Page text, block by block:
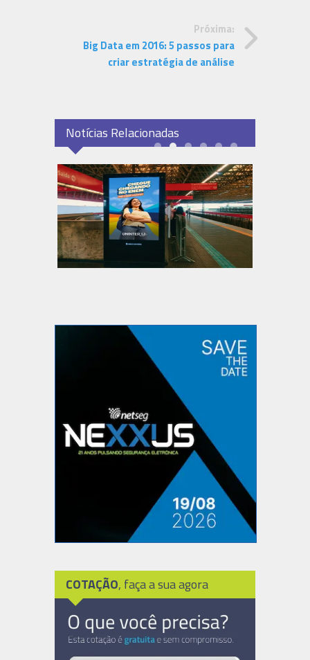
Próxima:
Big Data em 2016: 5 passos para
criar estratégia de análise
Notícias Relacionadas
COTAÇÃO, faça a sua agora